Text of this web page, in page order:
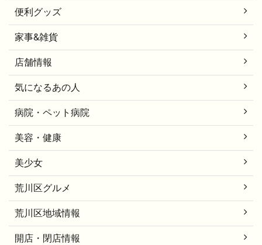
便利グッズ
家事&雑貨
店舗情報
気になるあの人
病院・ペット病院
美容・健康
美少女
荒川区グルメ
荒川区地域情報
開店・閉店情報